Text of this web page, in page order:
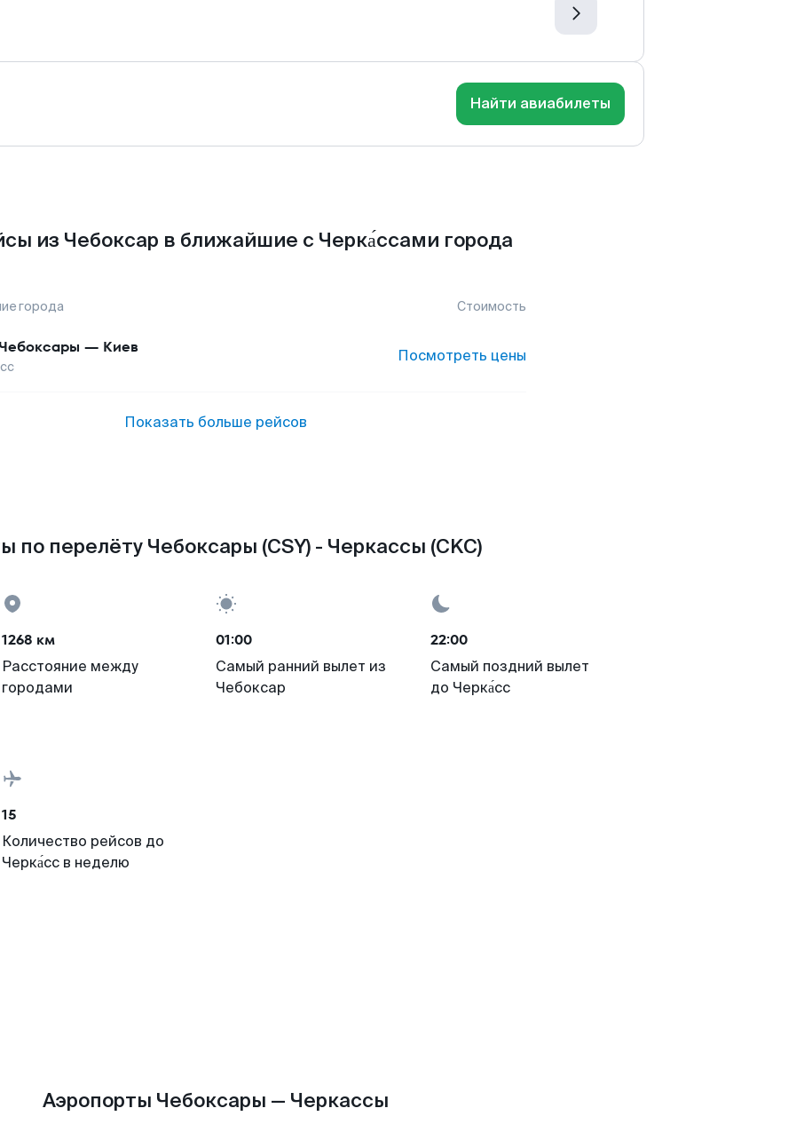
Найти авиабилеты
из Чебоксар в ближайшие с Черка́ссами города
города Стоимость
Чебоксары — Киев Посмотреть цены
Показать больше рейсов
по перелёту Чебоксары (CSY) - Черкассы (CKC)
1268 км
Расстояние между
городами
01:00
Самый ранний вылет из
Чебоксар
22:00
Самый поздний вылет
до Черка́сс
15
Количество рейсов до
Черка́сс в неделю
Аэропорты Чебоксары — Черкассы